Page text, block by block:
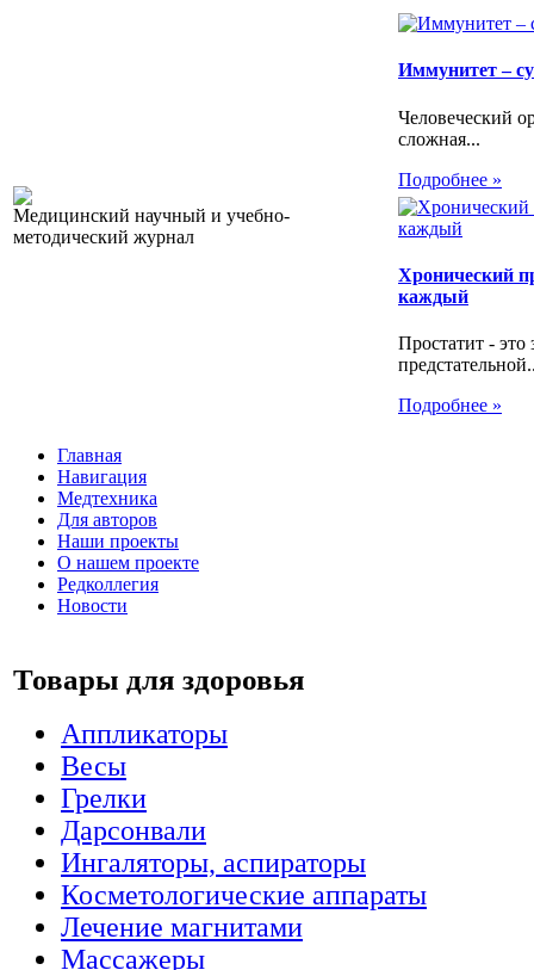
Медицинский научный и учебно-
методический журнал
Иммунитет –
Человеческий
сложная...
Подробнее »
Хронический
каждый
Простатит - это
Подробнее »
Главная
Навигация
Медтехника
Для авторов
Наши проекты
О нашем проекте
Редколлегия
Новости
Товары для здоровья
Аппликаторы
Весы
Грелки
Дарсонвали
Ингаляторы, аспираторы
Косметологические аппараты
Лечение магнитами
Массажеры